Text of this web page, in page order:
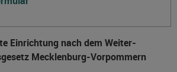
Einrichtung nach dem Weiter­
Mecklenburg-Vorpommern